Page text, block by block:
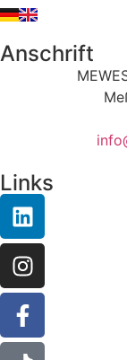
Anschrift
Links